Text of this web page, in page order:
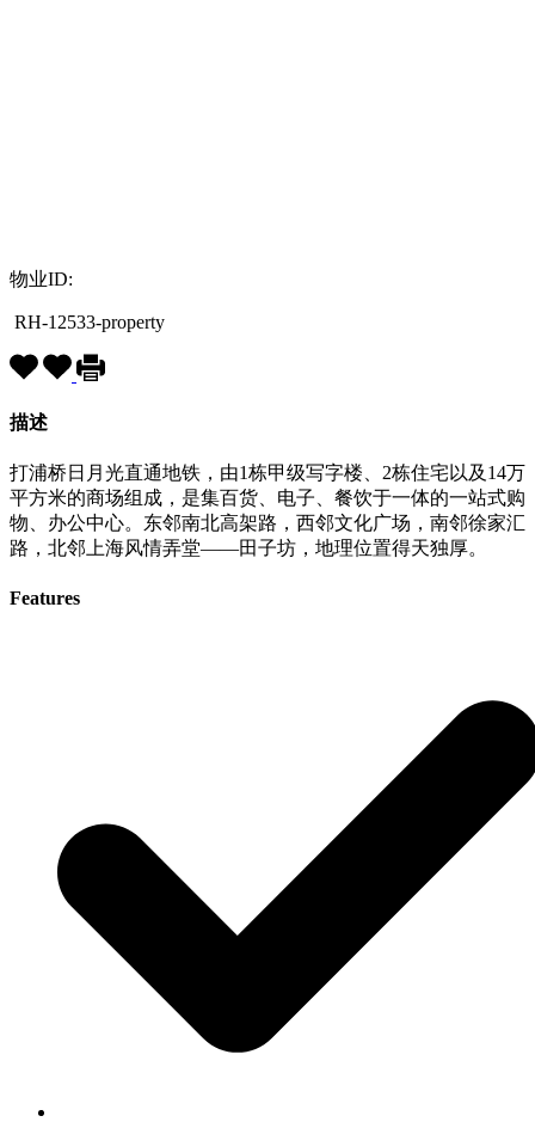
物业ID:
RH-12533-property
描述
打浦桥日月光直通地铁，由1栋甲级写字楼、2栋住宅以及14万
平方米的商场组成，是集百货、电子、餐饮于一体的一站式购
物、办公中心。东邻南北高架路，西邻文化广场，南邻徐家汇
路，北邻上海风情弄堂——田子坊，地理位置得天独厚。
Features